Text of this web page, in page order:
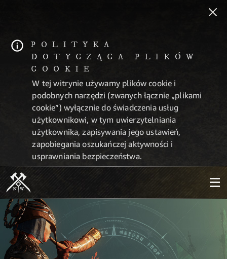
POLITYKA
DOTYCZĄCA PLIKÓW
COOKIE
W tej witrynie używamy plików cookie i
podobnych narzędzi (zwanych łącznie „plikami
cookie”) wyłącznie do świadczenia usług
użytkownikowi, w tym uwierzytelniania
użytkownika, zapisywania jego ustawień,
zapobiegania oszukańczej aktywności i
usprawniania bezpieczeństwa.